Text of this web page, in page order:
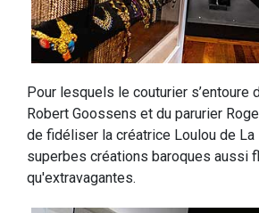
Pour lesquels le couturier s’entoure
Robert Goossens et du parurier
de fidéliser la créatrice Loulou de
superbes créations baroques aussi
qu'extravagantes.